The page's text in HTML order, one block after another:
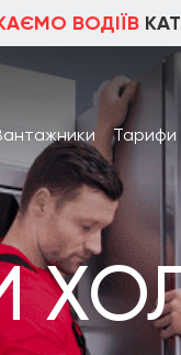
ВОДІЇВ
Тарифи